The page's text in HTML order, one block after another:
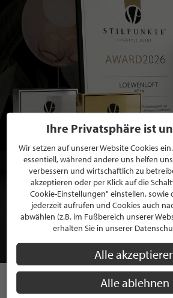
BEWERBEN SIE SICH FÜR
MITGLIEDSCHAFT BEI
Ihre Privatsphäre ist
Wir setzen auf unserer Website Cookies
essentiell, während andere uns helfen
verbessern und wirtschaftlich zu
akzeptieren oder per Klick auf die
Cookie-Einstellungen" einstellen, sowie
jederzeit aufrufen und Cookies auch
abwählen (z.B. im Fußbereich unserer
erhalten Sie in unserer
Alle
Alle ablehnen